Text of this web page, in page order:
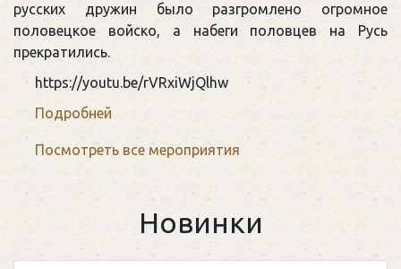
русских дружин было разгромлено огромное
половецкое войско, а набеги половцев на Русь
прекратились.
https://youtu.be/rVRxiWjQlhw
Подробней
Посмотреть все мероприятия
Новинки